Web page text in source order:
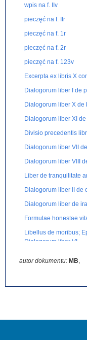
wpis na f. IIv
pieczęć na f. IIr
pieczęć na f. 1r
pieczęć na f. 2r
pieczęć na f. 123v
Excerpta ex libris X
Dialogorum liber I de
Dialogorum liber X de
Dialogorum liber XI
Divisio precedentis
Dialogorum liber VII
Dialogorum liber VIII
Liber de tranquilitate
Dialogorum liber II de
Dialogorum liber de ira
Formulae honestae
Libellus de moribus;
Dialogorum liber VI
autor dokumentu: MB,